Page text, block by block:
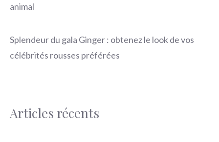
animal
Splendeur du gala Ginger : obtenez le look de vos
célébrités rousses préférées
Articles récents